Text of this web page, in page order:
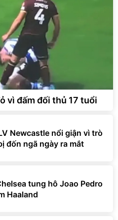
vì đấm đối thủ 17 tuổi
Newcastle nổi giận vì trò
đốn ngã ngày ra mắt
tung hô Joao Pedro
Haaland